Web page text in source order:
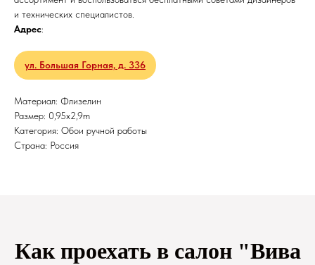
и технических специалистов.
Адрес:
ул. Большая Горная, д. 336
Материал: Флизелин
Размер: 0,95x2,9m
Категория: Обои ручной работы
Страна: Россия
Как проехать в салон "Вива